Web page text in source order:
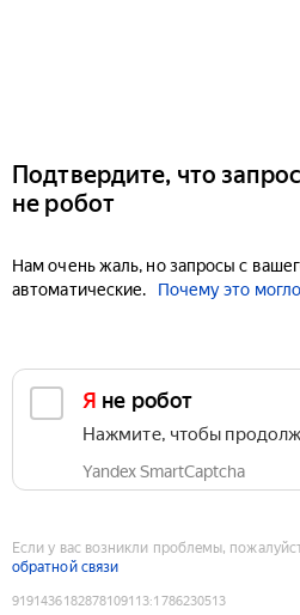
Подтвердите, что
не робот
Нам очень жаль, но запросы с
автоматические.
Почему это
Я не робот
Нажмите, чтобы
Yandex SmartCaptcha
Если у вас возникли проблемы,
обратной связи
9191436182878109113:1786230513